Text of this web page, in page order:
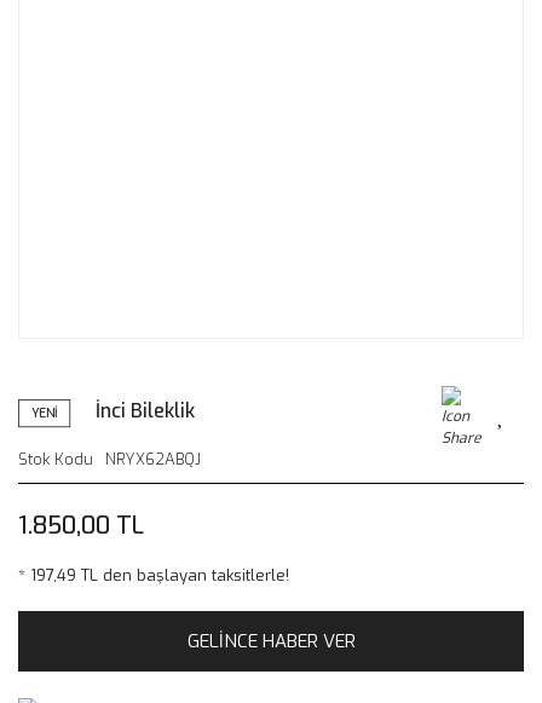
YENİ İnci Bileklik
Stok Kodu NRYX62ABQJ
1.850,00 TL
* 197,49 TL den başlayan taksitlerle!
GELİNCE HABER VER